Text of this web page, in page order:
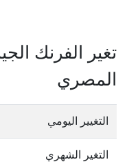
تغير الفرنك
المصري
التغيير اليومي
التغير الشهري